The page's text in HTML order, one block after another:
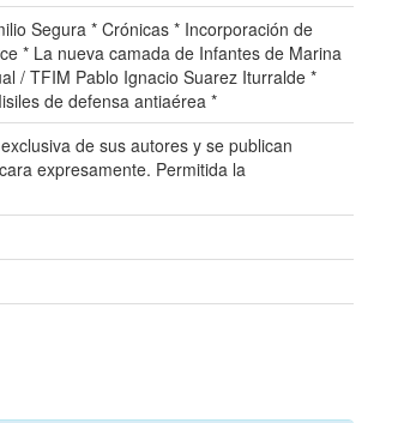
Segura * Crónicas * Incorporación de
* La nueva camada de Infantes de Marina
/ TFIM Pablo Ignacio Suarez Iturralde *
de defensa antiaérea *
de sus autores y se publican
expresamente. Permitida la